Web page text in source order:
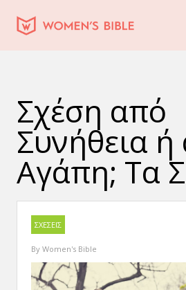
Σχέση από
Συνήθεια
Αγάπη; Τα
ΣΧΕΣΕΙΣ
By Women's Bible